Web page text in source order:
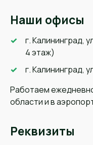
Наши офисы
г. Калининград,
4 этаж)
г. Калининград,
Работаем
области и в
Реквизиты